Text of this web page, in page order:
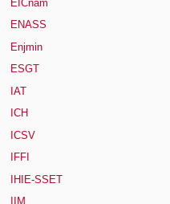
EICnam
ENASS
Enjmin
ESGT
IAT
ICH
ICSV
IFFI
IHIE-SSET
IIM